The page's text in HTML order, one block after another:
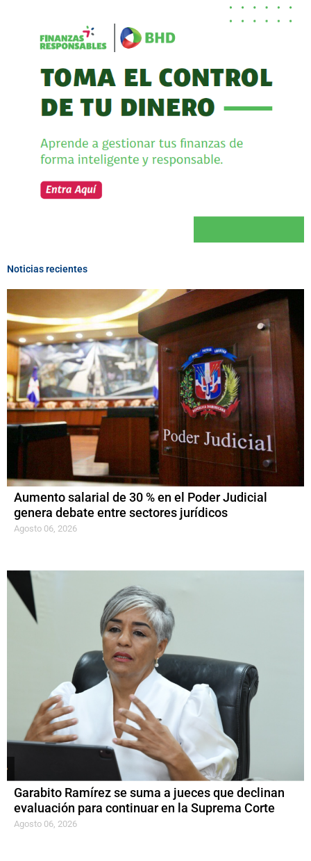
Noticias recientes
Aumento salarial de 30 % en el Poder Judicial
genera debate entre sectores jurídicos
Agosto 06, 2026
Garabito Ramírez se suma a jueces que declinan
evaluación para continuar en la Suprema Corte
Agosto 06, 2026